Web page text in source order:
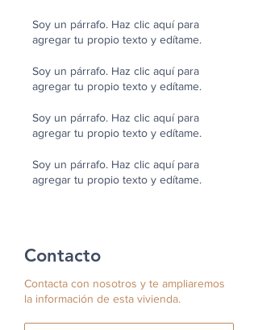
Soy un párrafo. Haz clic aquí para
agregar tu propio texto y edítame.
Soy un párrafo. Haz clic aquí para
agregar tu propio texto y edítame.
Soy un párrafo. Haz clic aquí para
agregar tu propio texto y edítame.
Soy un párrafo. Haz clic aquí para
agregar tu propio texto y edítame.
Contacto
Contacta con nosotros y te ampliaremos
la información de esta vivienda.